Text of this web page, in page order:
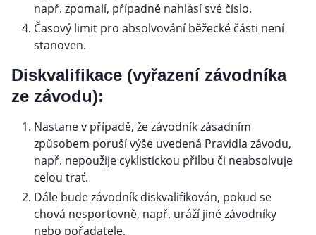
např. zpomalí, případně nahlásí své číslo.
Časový limit pro absolvování běžecké části není
stanoven.
Diskvalifikace (vyřazení závodníka
ze závodu):
Nastane v případě, že závodník zásadním
způsobem poruší výše uvedená Pravidla závodu,
např. nepoužije cyklistickou přilbu či neabsolvuje
celou trať.
Dále bude závodník diskvalifikován, pokud se
chová nesportovně, např. uráží jiné závodníky
nebo pořadatele.